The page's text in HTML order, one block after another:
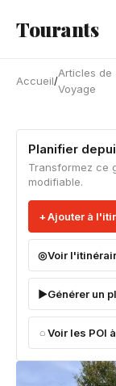
Tourants
Accueil/
Articles de
Voyage
Planifier
Transformez ce
modifiable.
Ajouter à
Voir
Générer un
Voir les POI